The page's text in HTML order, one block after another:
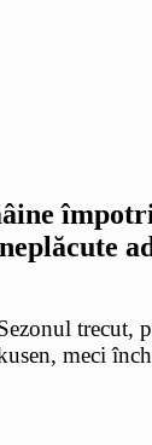
trecut,
meci